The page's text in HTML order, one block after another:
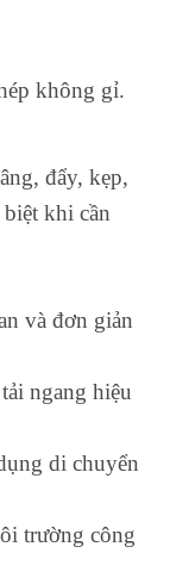
không gỉ.
đẩy, kẹp,
khi cần
và đơn giản
ngang hiệu
di chuyển
trường công